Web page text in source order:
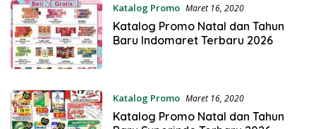
Katalog Promo Maret 16, 2020
Katalog Promo Natal dan Tahun
Baru Indomaret Terbaru 2026
Katalog Promo Maret 16, 2020
Katalog Promo Natal dan Tahun